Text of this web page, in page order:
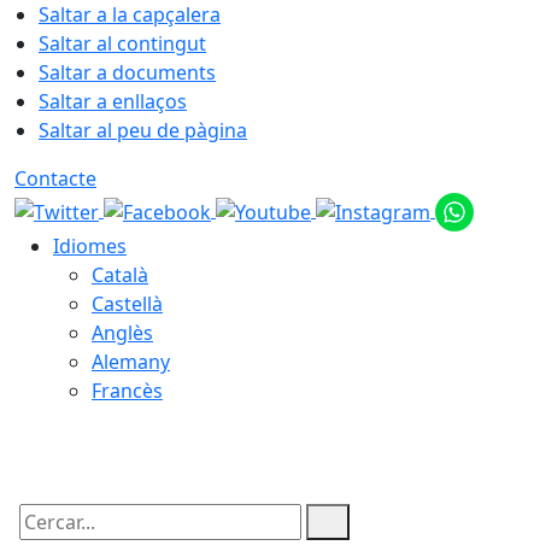
Saltar a la capçalera
Saltar al contingut
Saltar a documents
Saltar a enllaços
Saltar al peu de pàgina
Contacte
Idiomes
Català
Castellà
Anglès
Alemany
Francès
Cercar: